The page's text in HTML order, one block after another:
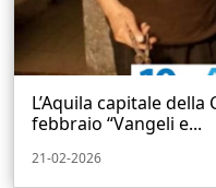
L’Aquila capitale
febbraio “Vangeli e...
21-02-2026